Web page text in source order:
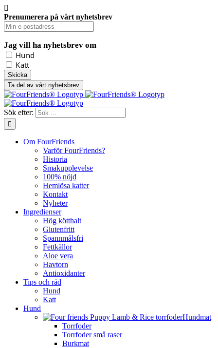
Prenumerera på vårt nyhetsbrev
Jag vill ha nyhetsbrev om
Hund
Katt
Ta del av vårt nyhetsbrev
Sök efter:
Om FourFriends
Varför FourFriends?
Historia
Smakupplevelse
100% nöjd
Hemlösa katter
Kontakt
Nyheter
Ingredienser
Hög kötthalt
Glutenfritt
Spannmålsfri
Fettkällor
Aloe vera
Havtorn
Antioxidanter
Tips och råd
Hund
Katt
Hund
Hundmat
Torrfoder
Torrfoder små raser
Burkmat